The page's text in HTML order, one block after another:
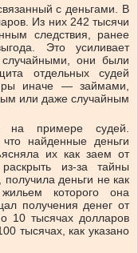
с деньгами. В
Из них 242 тысячи
следствия, ранее
Это усиливает
они были
отдельных судей
иначе — займами,
или даже случайным
на примере судей.
найденные деньги
их как заем от
из-за тайны
деньги не как
которого она
получения денег от
10 тысячах долларов
тысячах, как указано